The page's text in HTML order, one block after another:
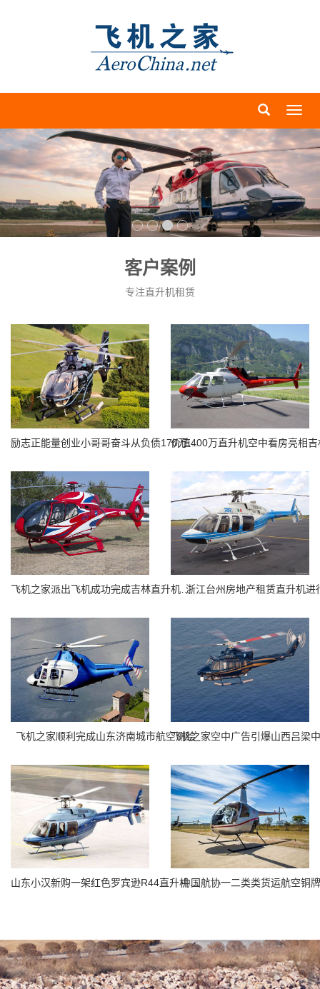
导
菜
单
客户案例
专注直升机租赁
励志正能量创业小哥哥奋斗从负债170万到8架直升机
飞机之家派出飞机成功完成吉林直升机航测
浙江台州房地产租赁直升机进
飞机之家顺利完成山东济南城市航空测绘
山东小汉新购一架红色罗宾逊R44直升机开启新的征程
中国航协一二类类货运航空铜